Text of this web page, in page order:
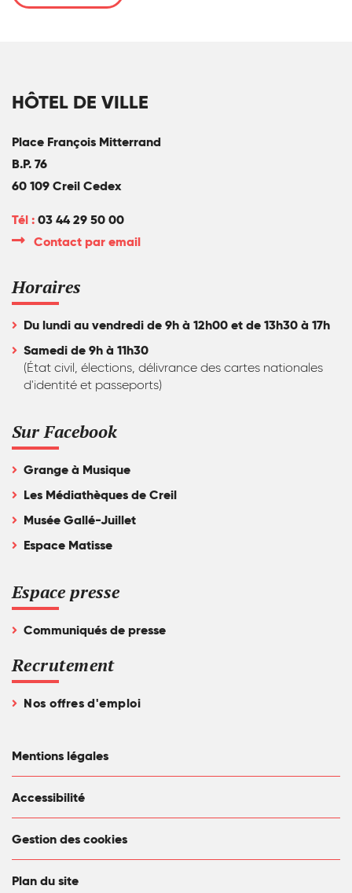
HÔTEL DE VILLE
Place François Mitterrand
B.P. 76
60 109 Creil Cedex
Tél :03 44 29 50 00
Contact par email
Horaires
Du lundi au vendredi de 9h à 12h00 et de 13h30 à 17h
Samedi de 9h à 11h30
(État civil, élections, délivrance des cartes nationales
d'identité et passeports)
Sur Facebook
Grange à Musique
Les Médiathèques de Creil
Musée Gallé-Juillet
Espace Matisse
Espace presse
Communiqués de presse
Recrutement
Nos offres d'emploi
Mentions légales
Accessibilité
Gestion des cookies
Plan du site